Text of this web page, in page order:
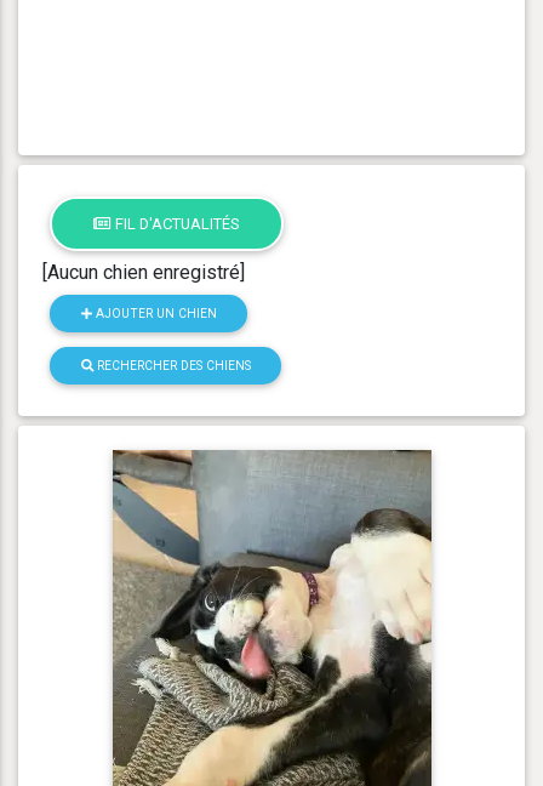
FIL D'ACTUALITÉS
[Aucun chien enregistré]
AJOUTER UN CHIEN
RECHERCHER DES CHIENS